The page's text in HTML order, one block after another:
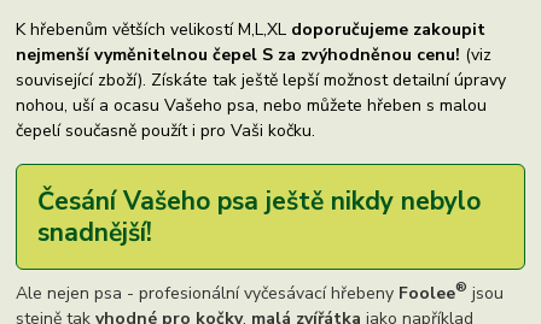
K hřebenům větších velikostí M,L,XL doporučujeme zakoupit
nejmenší vyměnitelnou čepel S za zvýhodněnou cenu! (viz
související zboží). Získáte tak ještě lepší možnost detailní úpravy
nohou, uší a ocasu Vašeho psa, nebo můžete hřeben s malou
čepelí současně použít i pro Vaši kočku.
Česání Vašeho psa ještě nikdy nebylo
snadnější!
Ale nejen psa - profesionální vyčesávací hřebeny Foolee® jsou
stejně tak vhodné pro kočky, malá zvířátka jako například